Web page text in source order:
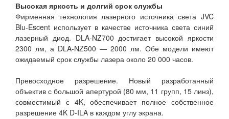
Высокая яркость и долгий срок службы
Фирменная технология лазерного источника света JVC
Blu-Escent использует в качестве источника света синий
лазерный диод. DLA-NZ700 достигает высокой яркости
2300 лм, а DLA-NZ500 — 2000 лм. Обе модели имеют
ожидаемый срок службы лазера около 20 000 часов.
Превосходное разрешение. Новый разработанный
объектив с большой апертурой (80 мм, 11 групп, 15 линз),
совместимый с 4K, обеспечивает полное собственное
разрешение 4K D-ILA в каждом углу экрана.